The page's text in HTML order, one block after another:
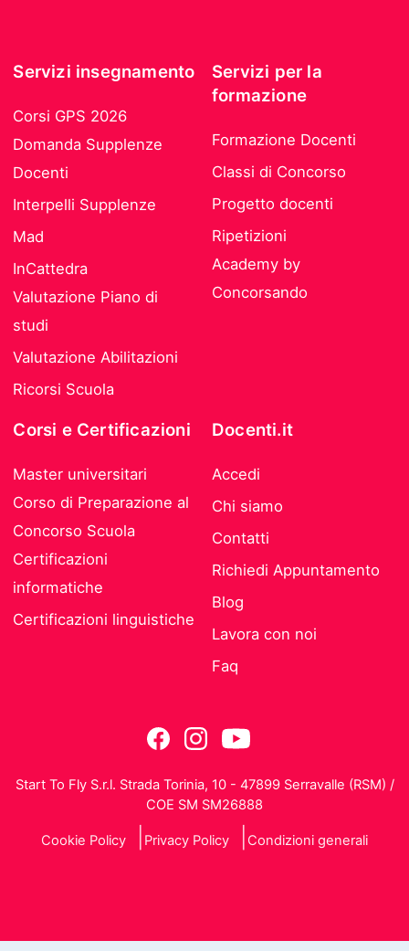
Servizi insegnamento
Corsi GPS 2026
Domanda Supplenze
Docenti
Interpelli Supplenze
Mad
InCattedra
Valutazione Piano di
studi
Valutazione Abilitazioni
Ricorsi Scuola
Servizi per la
formazione
Formazione Docenti
Classi di Concorso
Progetto docenti
Ripetizioni
Academy by
Concorsando
Corsi e Certificazioni
Master universitari
Corso di Preparazione al
Concorso Scuola
Certificazioni
informatiche
Certificazioni linguistiche
Docenti.it
Accedi
Chi siamo
Contatti
Richiedi Appuntamento
Blog
Lavora con noi
Faq
Start To Fly S.r.l. Strada Torinia, 10 - 47899 Serravalle (RSM) /
COE SM SM26888
Cookie Policy Privacy Policy Condizioni generali